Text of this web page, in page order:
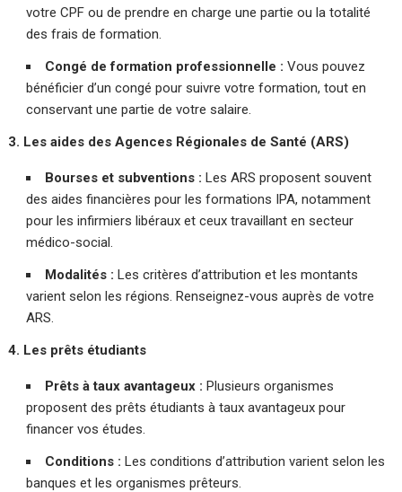
votre CPF ou de prendre en charge une partie ou la totalité
des frais de formation.
Congé de formation professionnelle : Vous pouvez
bénéficier d’un congé pour suivre votre formation, tout en
conservant une partie de votre salaire.
3. Les aides des Agences Régionales de Santé (ARS)
Bourses et subventions : Les ARS proposent souvent
des aides financières pour les formations IPA, notamment
pour les infirmiers libéraux et ceux travaillant en secteur
médico-social.
Modalités : Les critères d’attribution et les montants
varient selon les régions. Renseignez-vous auprès de votre
ARS.
4. Les prêts étudiants
Prêts à taux avantageux : Plusieurs organismes
proposent des prêts étudiants à taux avantageux pour
financer vos études.
Conditions : Les conditions d’attribution varient selon les
banques et les organismes prêteurs.